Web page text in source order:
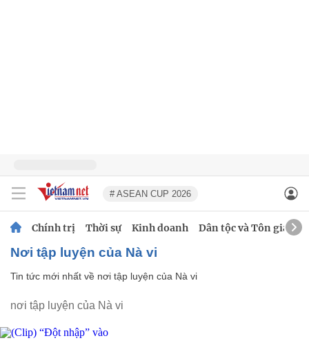
# ASEAN CUP 2026
Chính trị Thời sự Kinh doanh Dân tộc và Tôn giáo
nơi tập luyện của Nà vi
Tin tức mới nhất về nơi tập luyện của Nà vi
nơi tập luyện của Nà vi